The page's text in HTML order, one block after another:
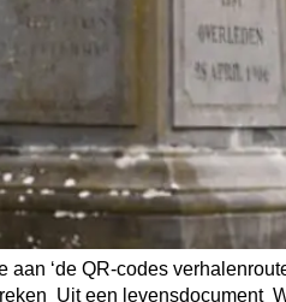
aan ‘de QR-codes
Uit een levensdocument